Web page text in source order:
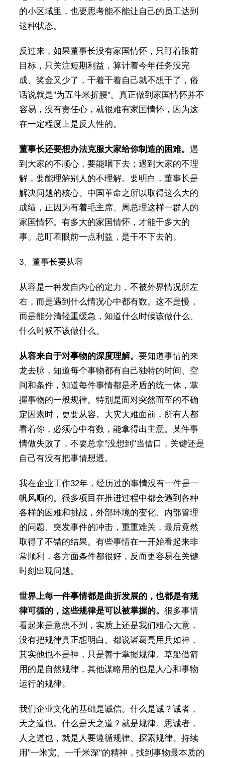
的小区域里，也要思考能不能让自己的员工达到
这种状态。
反过来，如果董事长没有家国情怀，只盯着眼前
目标，只关注短期利益，算计着今年任务没完
成、奖金又少了，干着干着自己就不想干了，俗
话说就是"为五斗米折腰"。真正做到家国情怀并不
容易，没有责任心，就很难有家国情怀，因为这
在一定程度上是反人性的。
董事长还要想办法克服大家给你制造的困难。 遇
到大家的不顺心，要能咽下去；遇到大家的不理
解，要能理解别人的不理解。要明白，董事长是
解决问题的核心。中国革命之所以取得这么大的
成绩，正因为有着毛主席、周总理这样一群人的
家国情怀。有多大的家国情怀，才能干多大的
事。总盯着眼前一点利益，是干不下去的。
3、董事长要从容
从容是一种发自内心的定力，不被外界情况所左
右，而是遇到什么情况心中都有数。这不是慢，
而是能分清轻重缓急，知道什么时候该做什么、
什么时候不该做什么。
从容来自于对事物的深度理解。 要知道事情的来
龙去脉，知道每个事物都有自己独特的时间、空
间和条件，知道每件事情都是矛盾的统一体，掌
握事物的一般规律。特别是面对突然而至的不确
定因素时，更要从容。大灾大难面前，所有人都
看着你，必须心中有数，能拿得出主意。某件事
情做失败了，不要总拿"没想到"当借口，关键还是
自己有没有把事情想透。
我在企业工作32年，经历过的事情没有一件是一
帆风顺的。很多项目在推进过程中都会遇到各种
各样的困难和挑战，外部环境的变化、内部管理
的问题、突发事件的冲击，重重难关，最后竟然
取得了不错的结果。有些事情在一开始看起来非
常顺利，各方面条件都很好，反而更容易在关键
时刻出现问题。
世界上每一件事情都是曲折发展的，也都是有规
律可循的，这些规律是可以被掌握的。 很多事情
看起来是意想不到，实质上还是我们粗心大意，
没有把规律真正想明白。都说诸葛亮用兵如神，
其实他也不是神，只是善于掌握规律。草船借箭
用的是自然规律，其他谋略用的也是人心和事物
运行的规律。
我们企业文化的基础是诚信。什么是诚？诚者，
天之道也。什么是天之道？就是规律。思诚者，
人之道也，就是人要遵循规律、探索规律。持续
用"一米宽、一千米深"的精神，找到事物最本质的